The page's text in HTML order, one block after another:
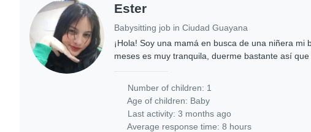
Ester
Babysitting job in Ciudad Guayana
¡Hola! Soy una mamá en busca de una niñera mi
meses es muy tranquila, duerme bastante así
Number of children: 1
Age of children: Baby
Last activity: 3 months ago
Average response time: 8 hours